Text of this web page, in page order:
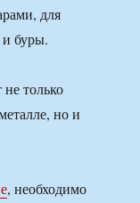
для
буры.
только
но и
, необходимо